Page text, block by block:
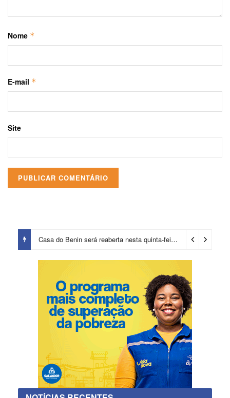
Nome *
E-mail *
Site
Casa do Benin será reaberta nesta quinta-feira (6) 13 horas ago